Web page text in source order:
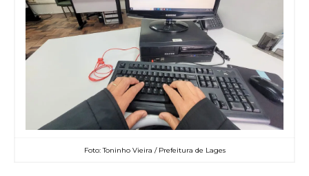
Foto: Toninho Vieira / Prefeitura de Lages